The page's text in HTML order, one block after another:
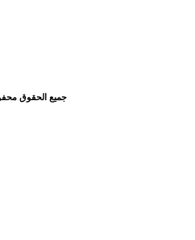
جميع الحقوق محفوظة